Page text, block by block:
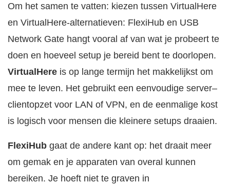
Om het samen te vatten: kiezen tussen VirtualHere
en VirtualHere-alternatieven: FlexiHub en USB
Network Gate hangt vooral af van wat je probeert te
doen en hoeveel setup je bereid bent te doorlopen.
VirtualHere is op lange termijn het makkelijkst om
mee te leven. Het gebruikt een eenvoudige server–
clientopzet voor LAN of VPN, en de eenmalige kost
is logisch voor mensen die kleinere setups draaien.
FlexiHub gaat de andere kant op: het draait meer
om gemak en je apparaten van overal kunnen
bereiken. Je hoeft niet te graven in